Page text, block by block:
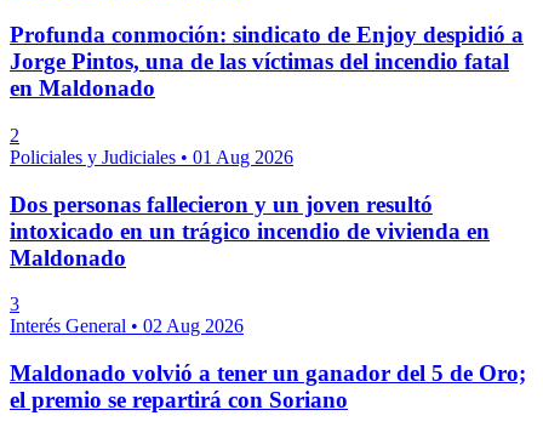
Profunda conmoción: sindicato de Enjoy despidió a
Jorge Pintos, una de las víctimas del incendio fatal
en Maldonado
2
Policiales y Judiciales • 01 Aug 2026
Dos personas fallecieron y un joven resultó
intoxicado en un trágico incendio de vivienda en
Maldonado
3
Interés General • 02 Aug 2026
Maldonado volvió a tener un ganador del 5 de Oro;
el premio se repartirá con Soriano